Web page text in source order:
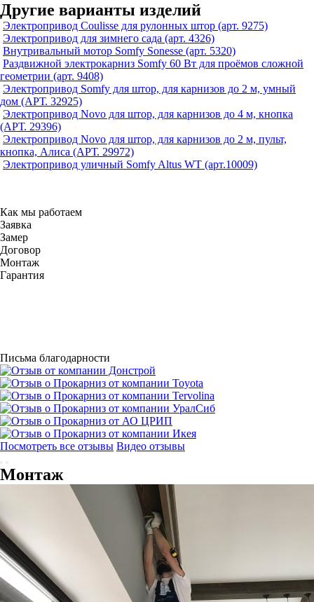
Другие варианты изделий
Электропривод Coulisse для рулонных штор (арт. 9275)
Электропривод для зимнего сада (арт. 4326)
Внутривальный мотор Somfy Sonesse (арт. 5320)
Раздвижной электрокарниз Somfy 60 Вт для проёмов сложной
геометрии (арт. 9408)
Электропривод Somfy для штор, для карнизов до 2 м, умный
дом (АРТ. 32925)
Электропривод Novo для штор, для карнизов до 4 м, кнопка
(АРТ. 29396)
Электропривод Novo для штор, для карнизов до 2 м, пульт,
кнопка, Алиса (АРТ. 29972)
Электропривод уличный Somfy Altus WT (арт.10009)
Как мы работаем
Заявка
Замер
Договор
Монтаж
Гарантия
Письма благодарности
Посмотреть все отзывы Видео отзывы
Монтаж